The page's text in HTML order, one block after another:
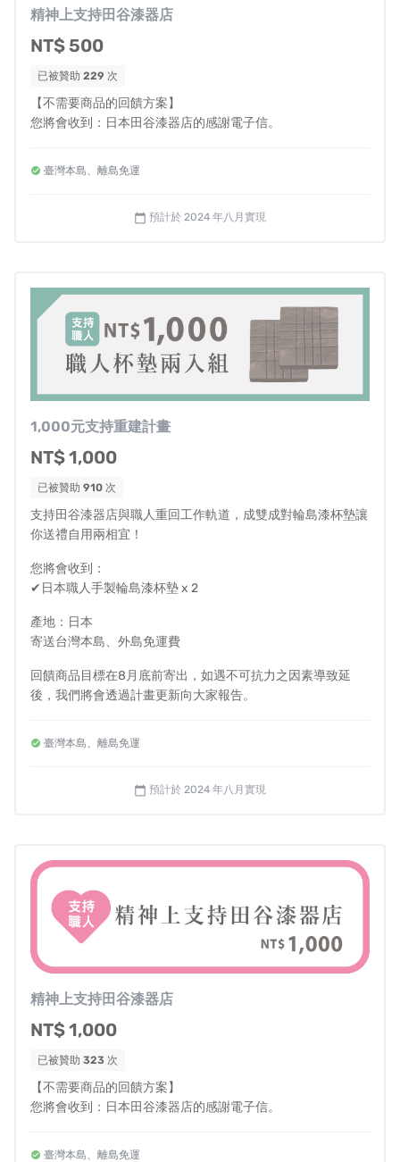
然而不僅僅是這樣，在趨近於零度的寒冬中，輪島市的知
「輪島朝市」因無情祝融面目全非，輪島漆的知名
廠商五嶹屋大樓也應聲倒下。
火，在自己的眼前
看著眼前一片荒蕪，對於整個輪島市最引以為傲的輪島塗
技術以及城市復原等也感到無比絕望。
00:00石川大地震、火災發生後的輪島市現況
00:49田谷漆器店輪島塗漆器
01:18 重回災害現場與 損失估計
01:48未開幕的
田谷漆器新展示空間付之一炬
02:25
地震後，我們在Facebook收到許多
打氣的訊息，這兩年協助我們執行專案計畫的
隊以及當時合作的YouTuber Iku老師與克里斯餐桌皆在第
一時間給予關懷，並向我提案了這次田谷漆器店災後重建
精神上支持田谷漆器店
NT$ 500
已被贊助 229 次
【不需要商品的回饋方案】
您將會收到：日本田谷漆器店的感謝電子信。
臺灣本島、離島免運
calendar_today 預計於 2024 年八月實現
1,000元支持重建計畫
NT$ 1,000
已被贊助 910 次
支持田谷漆器店與職人重回工作軌道，成雙成對輪島漆杯墊讓
你送禮自用兩相宜！
您將會收到：
✔日本職人手製輪島漆杯墊 x 2
產地：日本
寄送台灣本島、外島免運費
回饋商品目標在8月底前寄出，如遇不可抗力之因素導致延
後，我們將會透過計畫更新向大家報告。
臺灣本島、離島免運
calendar_today 預計於 2024 年八月實現
精神上支持田谷漆器店
NT$ 1,000
已被贊助 323 次
【不需要商品的回饋方案】
您將會收到：日本田谷漆器店的感謝電子信。
臺灣本島、離島免運